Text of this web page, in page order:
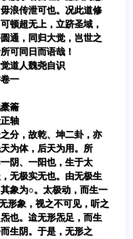
浪传泄可也。况此道修
顿超无上，立跻圣域，
通，同归大觉，岂世之
可同日而语哉！
道人魏尧自识
一
籥
轴
分，故乾、坤二卦，亦
为体，后天为用。所
阴、一阳也，生于太
无极实无也。由无极生
象为○。太极动，而生一
形象，视之不可见，听之
也。迨无形炁足，而生
生阴。于是，无形之